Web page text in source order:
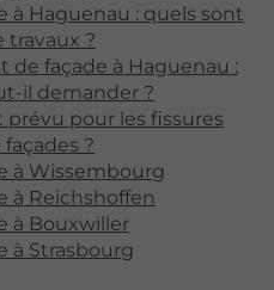
à Haguenau : quels sont
travaux ?
de façade à Haguenau :
il demander ?
pour les fissures
?
à Wissembourg
à Reichshoffen
à Bouxwiller
à Strasbourg